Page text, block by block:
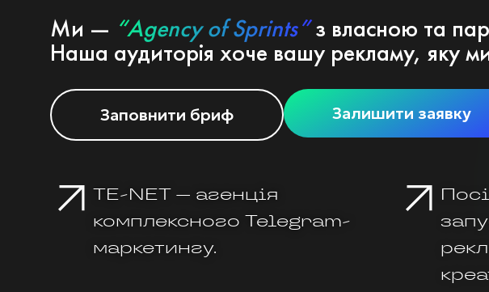
Ми — “Agency of Sprints”з власною та
Наша аудиторія хоче вашу рекламу, яку
Заповнити бриф Залишити заявку
TE-NET — агенція
комплексного Telegram-
маркетингу.